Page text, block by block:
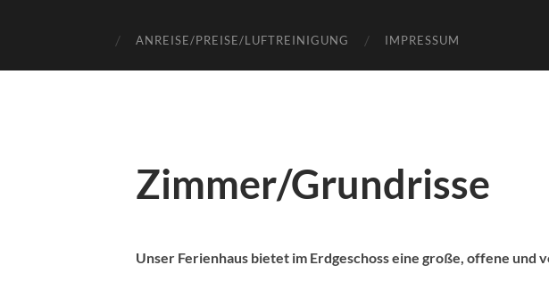
ANREISE/PREISE/LUFTREINIGUNG IMPRESSUM
Zimmer/Grundrisse
Unser Ferienhaus bietet im Erdgeschoss eine große, offene und